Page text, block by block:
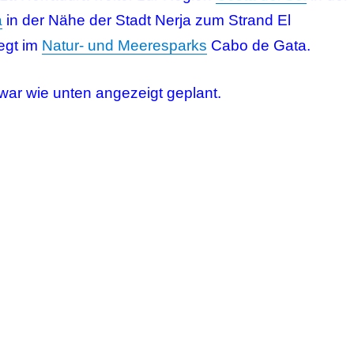
in der Nähe der Stadt Nerja zum Strand El
im Natur- und Meeresparks Cabo de Gata.
wie unten angezeigt geplant.